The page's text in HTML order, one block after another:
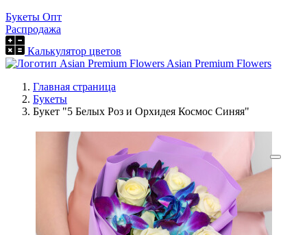
Букеты Опт
Распродажа
Калькулятор цветов
Asian Premium Flowers
Главная страница
Букеты
Букет "5 Белых Роз и Орхидея Космос Синяя"